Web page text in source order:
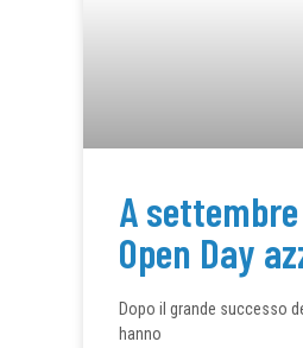
A
Open Day
Dopo il grande successo
hanno